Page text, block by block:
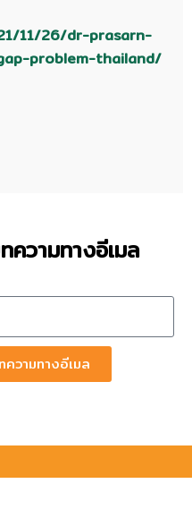
11/26/dr-prasarn-
problem-thailand/
ความทางอีเมล
วามทางอีเมล